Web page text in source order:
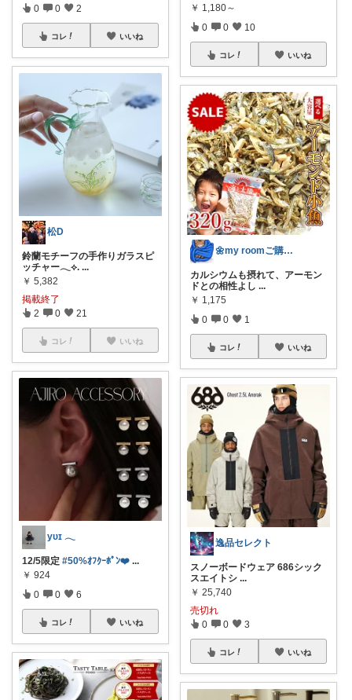
0 0 2
コレ いいね
松D
鈴蘭モチーフの手作りガラスピ
ッチャー𓂃⟡. ...
￥ 5,382
掲載終了
2 0 21
コレ いいね
yᴜɪ 𓂃
12/5限定 #50%ｵﾌｸｰﾎﾟﾝ❤️‍ ...
￥ 924
0 0 6
コレ いいね
￥ 1,180～
0 0 10
コレ いいね
🌼my roomご購入感謝です🌼✨
カルシウムも摂れて、アーモン
ドとの相性よし ...
￥ 1,175
0 0 1
コレ いいね
逸品セレクト
スノーボードウェア 686シック
スエイトシ ...
￥ 25,740
売切れ
0 0 3
コレ いいね